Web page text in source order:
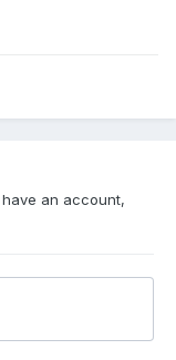
an account,